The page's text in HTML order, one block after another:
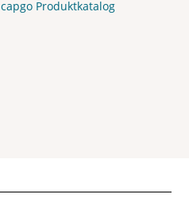
capgo Produktkatalog